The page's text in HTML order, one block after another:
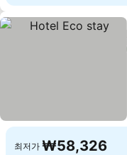
최저가 ₩58,326